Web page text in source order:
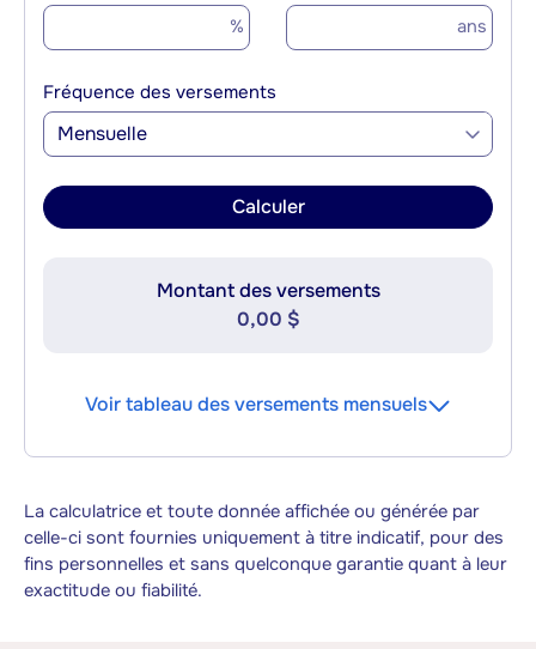
% ans
Fréquence des versements
Mensuelle
Calculer
Montant des versements
0,00 $
Voir tableau des versements mensuels
La calculatrice et toute donnée affichée ou générée par
celle-ci sont fournies uniquement à titre indicatif, pour des
fins personnelles et sans quelconque garantie quant à leur
exactitude ou fiabilité.